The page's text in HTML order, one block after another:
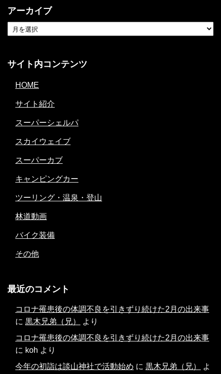
アーカイブ
サイト内コンテンツ
HOME
サイト紹介
スーパーシェルパ
スカイウェイブ
スーパーカブ
キャンピングカー
ツーリング・温泉・登山
林道動画
バイク装備
その他
最近のコメント
コロナ罹患後の体調不良を引きずり続けた2月の出来事
に 黒木兄弟（兄）
より
コロナ罹患後の体調不良を引きずり続けた2月の出来事
に koh より
今年の初詣は談山神社で活動始め に 黒木兄弟（兄）
よ